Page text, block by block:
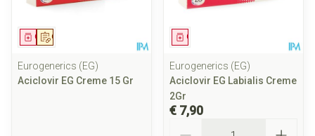
Op voorschrift
Geneesmiddel
Eurogenerics (EG)
Aciclovir EG Creme 15 Gr
Geneesmiddel
Eurogenerics (EG)
Aciclovir EG Labialis Creme
2Gr
€ 7,90